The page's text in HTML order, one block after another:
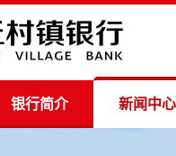
银行简介 新闻中心